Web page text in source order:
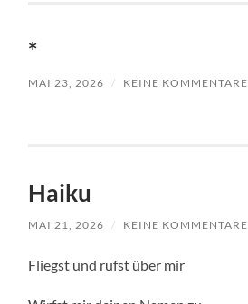
*
MAI 23, 2026 / KEINE KOMMENTARE
Haiku
MAI 21, 2026 / KEINE KOMMENTARE
Fliegst und rufst über mir